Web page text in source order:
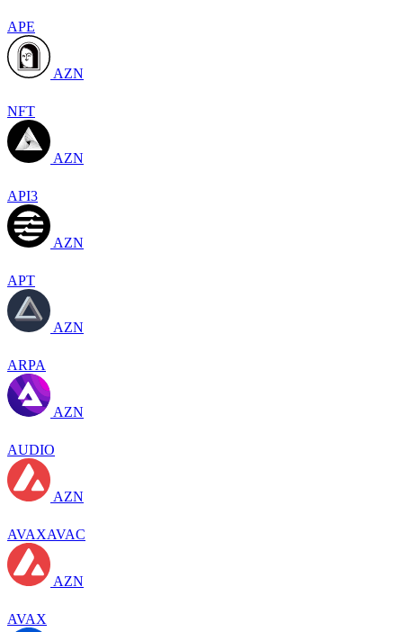
APE
AZN
NFT
AZN
API3
AZN
APT
AZN
ARPA
AZN
AUDIO
AZN
AVAXAVAC
AZN
AVAX